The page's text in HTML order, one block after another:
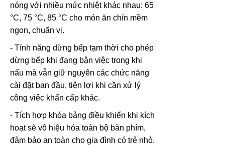
nóng với nhiều mức nhiệt khác nhau: 65
°C, 75 °C, 85 °C cho món ăn chín mềm
ngon, chuẩn vị.
- Tính năng dừng bếp tạm thời cho phép
dừng bếp khi đang bận việc trong khi
nấu mà vẫn giữ nguyên các chức năng
cài đặt ban đầu, tiện lợi khi cần xử lý
công việc khẩn cấp khác.
- Tích hợp khóa bảng điều khiển khi kích
hoạt sẽ vô hiệu hóa toàn bộ bàn phím,
đảm bảo an toàn cho gia đình có trẻ nhỏ.